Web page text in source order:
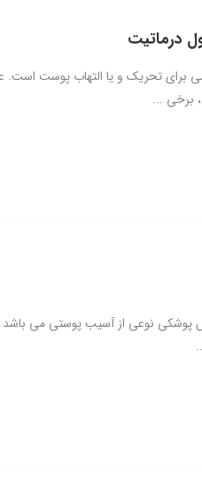
درماتیت
برای تحریک و یا التهاب پوست است.
برخی ...
پوشکی نوعی از آسیب پوستی می باشد